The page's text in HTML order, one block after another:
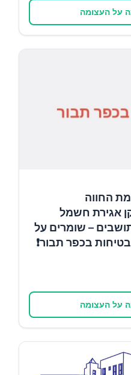
על העצומה
החווה
אגירת חשמל
– שומרים על
בכפר תבור❗
על העצומה